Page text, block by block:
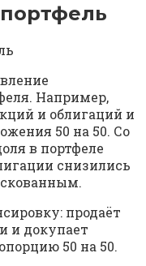
Например,
и облигаций и
50 на 50. Со
в портфеле
снизились
продаёт
и докупает
50 на 50.